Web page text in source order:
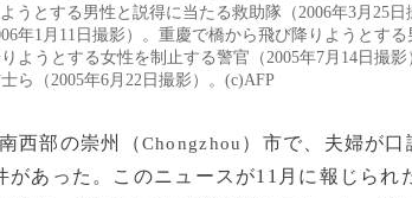
うとする男性と説得に当たる救助隊（2006年3月25
年1月11日撮影）。重慶で橋から飛び降りようとす
ようとする女性を制止する警官（2005年7月14日撮影
ら（2005年6月22日撮影）。(c)AFP
西部の崇州（Chongzhou ）市で、夫婦が
があった。このニュースが11月に報じられ